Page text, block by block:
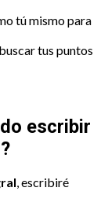
tú mismo para
tus puntos
escribir
, escribiré